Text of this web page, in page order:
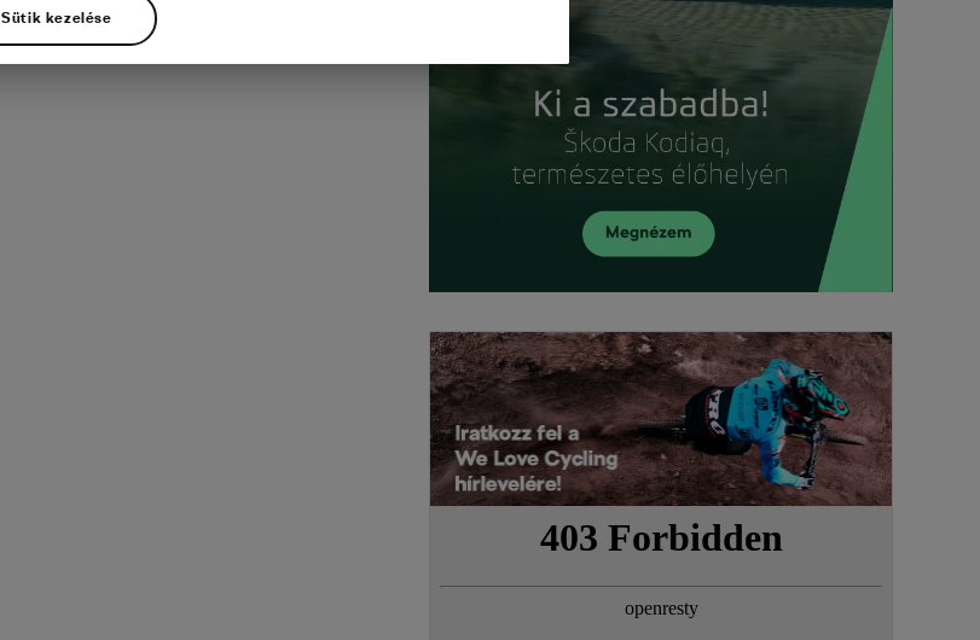
Sütik kezelése